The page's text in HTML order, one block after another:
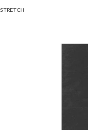
STRETCH